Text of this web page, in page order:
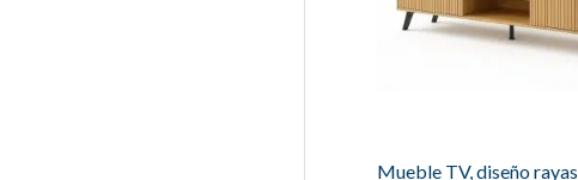
Mueble TV, diseño rayas